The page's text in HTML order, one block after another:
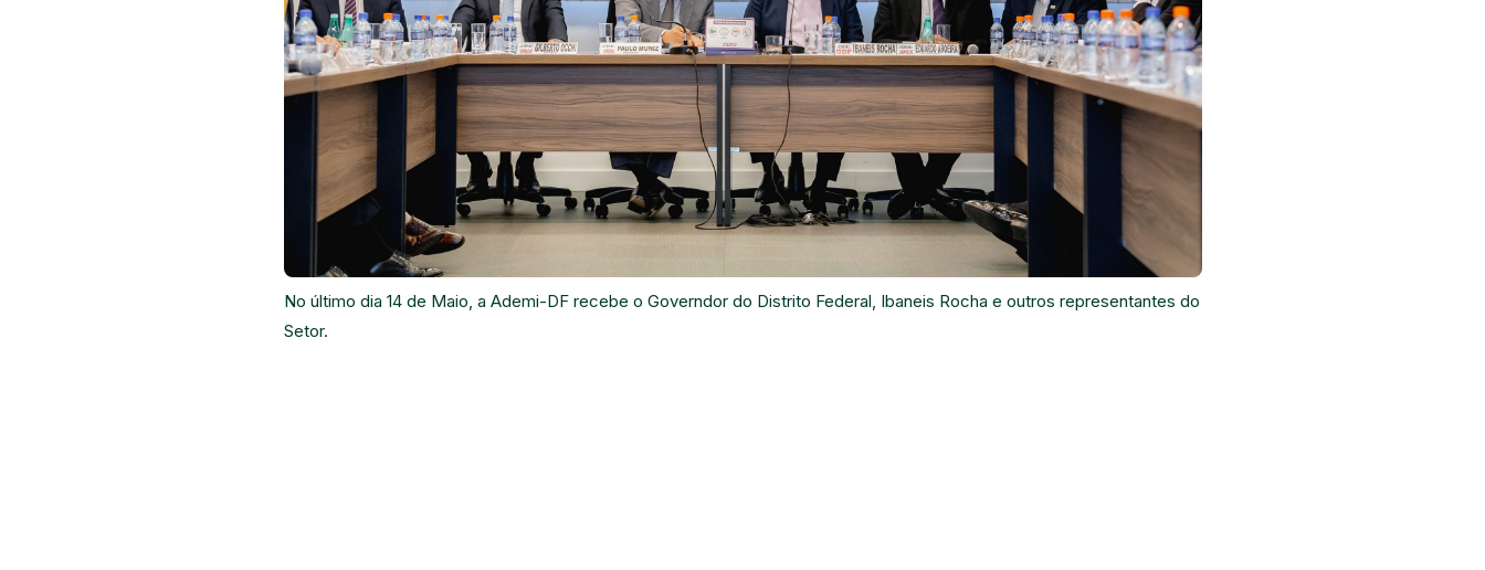
No último dia 14 de Maio, a Ademi-DF recebe o Governdor do Distrito Federal, Ibaneis Rocha e outros representantes do
Setor.